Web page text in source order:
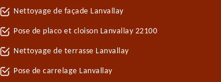
Nettoyage de façade Lanvallay
Pose de placo et cloison Lanvallay 22100
Nettoyage de terrasse Lanvallay
Pose de carrelage Lanvallay